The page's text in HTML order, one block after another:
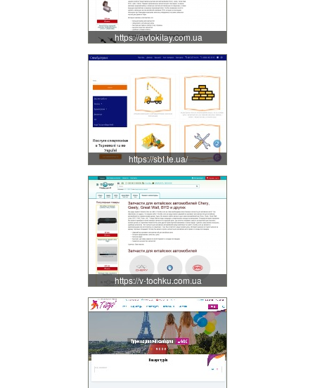
https://avtokitay.com.ua
https://sbt.te.ua/
https://v-tochku.com.ua